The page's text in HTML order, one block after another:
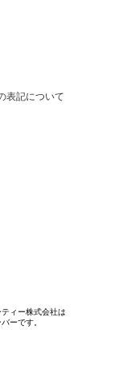
表記について
ティー株式会社は
ーです。